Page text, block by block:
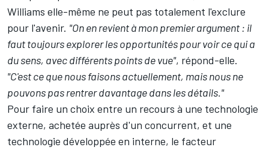
Williams elle-même ne peut pas totalement l'exclure
pour l'avenir. "On en revient à mon premier argument : il
faut toujours explorer les opportunités pour voir ce qui a
du sens, avec différents points de vue", répond-elle.
"C'est ce que nous faisons actuellement, mais nous ne
pouvons pas rentrer davantage dans les détails."
Pour faire un choix entre un recours à une technologie
externe, achetée auprès d'un concurrent, et une
technologie développée en interne, le facteur